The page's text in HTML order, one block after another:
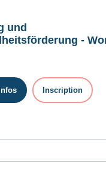
und
-
Inscription